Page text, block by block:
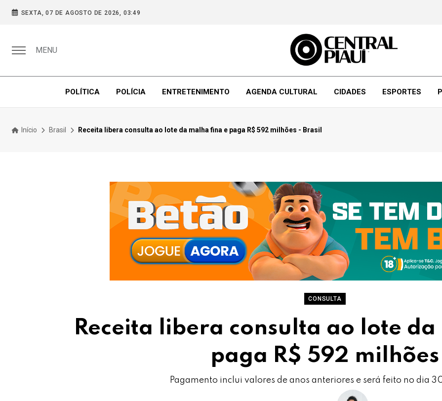
SEXTA, 07 DE AGOSTO DE 2026, 03:49
MENU
POLÍTICA POLÍCIA ENTRETENIMENTO AGENDA CULTURAL CIDADES ESPORTES
Início Brasil Receita libera consulta ao lote da malha fina e paga R$ 592 milhões - Brasil
CONSULTA
Receita libera consulta ao lote
paga R$ 592 milhões
Pagamento inclui valores de anos anteriores e será feito no dia